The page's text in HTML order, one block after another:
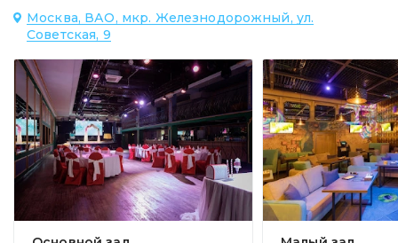
Москва, ВАО, мкр. Железнодорожный, ул.
Советская, 9